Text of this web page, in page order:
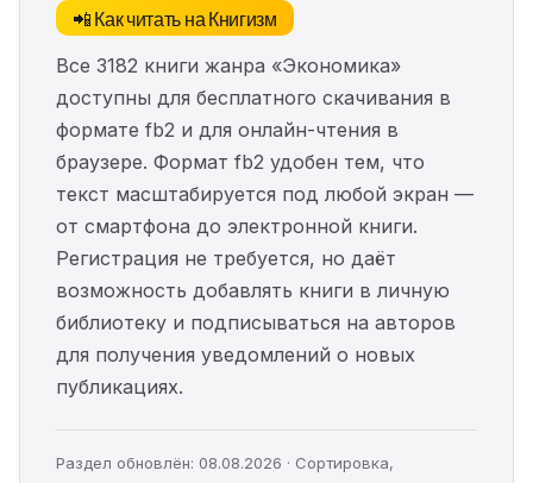
📲 Как читать на Книгизм
Все 3182 книги жанра «Экономика»
доступны для бесплатного скачивания в
формате fb2 и для онлайн-чтения в
браузере. Формат fb2 удобен тем, что
текст масштабируется под любой экран —
от смартфона до электронной книги.
Регистрация не требуется, но даёт
возможность добавлять книги в личную
библиотеку и подписываться на авторов
для получения уведомлений о новых
публикациях.
Раздел обновлён: 08.08.2026 · Сортировка,